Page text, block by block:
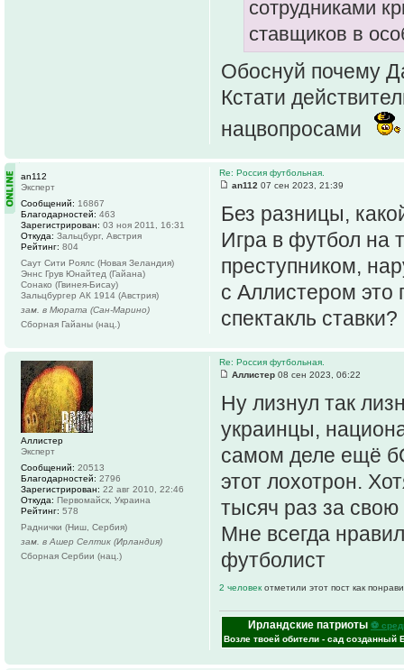
сотрудниками
ставщиков в
Обоснуй почему
Кстати
нацвопросами
Re: Россия футбольная.
an112 07 сен 2023, 21:39
Без разницы,
Игра в футбол на
преступником,
с Аллистером
спектакль ставки?
an112
Эксперт
Сообщений: 16867
Благодарностей: 463
Зарегистрирован: 03 ноя 2011, 16:31
Откуда: Зальцбург, Австрия
Рейтинг: 804
Саут Сити Роялс (Новая Зеландия)
Эннс Грув Юнайтед (Гайана)
Сонако (Гвинея-Бисау)
Зальцбургер АК 1914 (Австрия)
зам. в Мюрата (Сан-Марино)
Сборная Гайаны (нац.)
Re: Россия футбольная.
Аллистер 08 сен 2023, 06:22
Ну лизнул так
украинцы,
самом деле ещё
этот лохотрон.
тысяч раз за свою
Мне всегда
футболист
2 человек отметили этот пост как
Ирландские патриоты ⚽
Возле твоей обители - сад созданный
Аллистер
Эксперт
Сообщений: 20513
Благодарностей: 2796
Зарегистрирован: 22 авг 2010, 22:46
Откуда: Первомайск, Украина
Рейтинг: 578
Раднички (Ниш, Сербия)
зам. в Ашер Селтик (Ирландия)
Сборная Сербии (нац.)